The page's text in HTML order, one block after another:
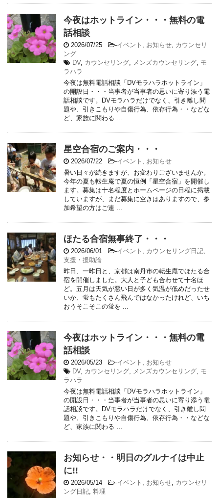
今夜はホットライン・・・無料の電
話相談
2026/07/25 -イベント , お知らせ, カウンセリ
ング
DV, カウンセリング, メンズカウンセリング, モ
ラハラ
今夜は無料電話相談「DVモラハラホットライン」
の開設日・・・当事者が当事者の思いに寄り添う電
話相談です。DVモラハラだけでなく、引き離し問
題や、引きこもりや自傷行為、依存行為・・などな
ど、家族に関わる ...
星空合宿のご案内・・・
2026/07/22 -イベント , お知らせ
暑い日々が続きますが、お変わりございませんか。
今年の夏も転生庵で夏の恒例「星空合宿」を開催し
ます。募集は十名程度とホームページの日程に掲載
していますが、まだ募集に空きはありますので、参
加希望の方はご連 ...
ほたる合宿無事終了・・・
2026/06/01 -イベント , カウンセリング日記,
支援・援助論
昨日、一昨日と、京都は南丹市の転生庵でほたる合
宿を開催しました。大人と子ども合わせて十名ほ
ど。五月は天気が悪い日が多く気温が低めだったせ
いか、蛍もたくさん飛んではなかったけれど、いち
おうそこそこの蛍を ...
今夜はホットライン・・・無料の電
話相談
2026/05/23 -イベント , お知らせ
DV, カウンセリング, メンズカウンセリング, モ
ラハラ
今夜は無料電話相談「DVモラハラホットライン」
の開設日・・・当事者が当事者の思いに寄り添う電
話相談です。DVモラハラだけでなく、引き離し問
題や、引きこもりや自傷行為、依存行為・・などな
ど、家族に関わる ...
お知らせ・・明日のグルナイは中止
に!!
2026/05/14 -イベント , お知らせ, カウンセリ
ング日記, 料理